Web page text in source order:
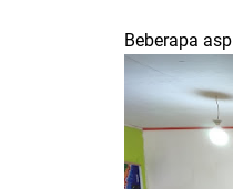
Beberapa